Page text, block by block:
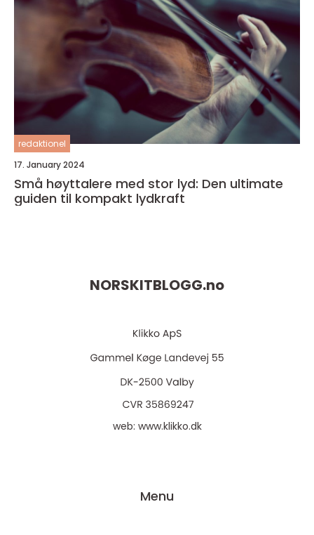
redaktionel
17. January 2024
Små høyttalere med stor lyd: Den ultimate
guiden til kompakt lydkraft
NORSKITBLOGG.no
web: www.klikko.dk
Menu